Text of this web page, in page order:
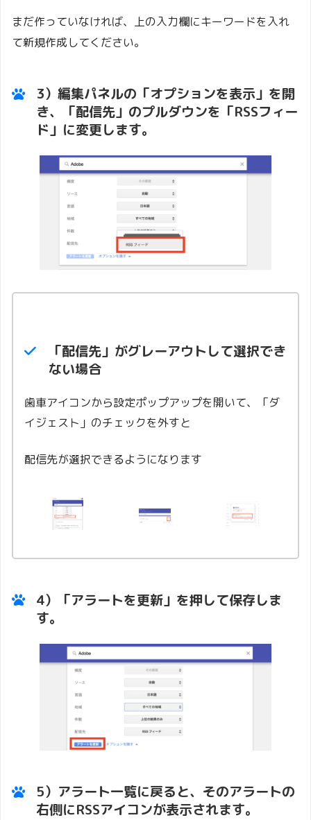
まだ作っていなければ、上の入力欄にキーワードを入れ
て新規作成してください。
3）編集パネルの「オプションを表示」を開
き、「配信先」のプルダウンを「RSSフィー
ド 」に変更します。
「配信先」がグレーアウトして選択でき
ない場合
歯車アイコンから設定ポップアップを開いて、「ダ
イジェスト」のチェックを外すと
配信先が選択できるようになります
4）「アラートを更新」を押して保存しま
す。
5）アラート一覧に戻ると、そのアラートの
右側にRSSアイコンが表示されます。